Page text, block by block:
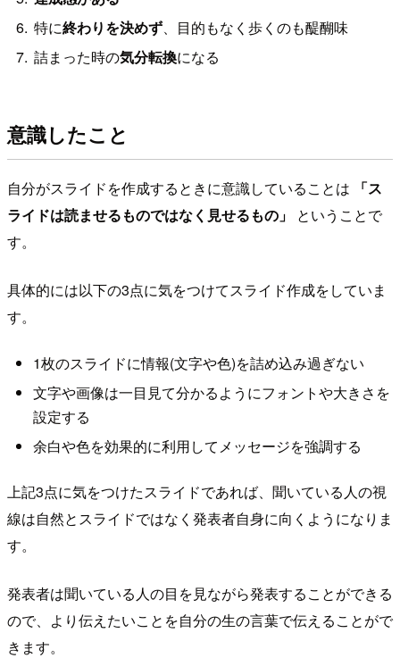
特に終わりを決めず、目的もなく歩くのも醍醐味
詰まった時の気分転換になる
意識したこと
自分がスライドを作成するときに意識していることは
「ス
ライドは読ませるものではなく見せるもの」
ということで
す。
具体的には以下の3点に気をつけてスライド作成をしていま
す。
1枚のスライドに情報(文字や色)を詰め込み過ぎない
文字や画像は一目見て分かるようにフォントや大きさを
設定する
余白や色を効果的に利用してメッセージを強調する
上記3点に気をつけたスライドであれば、聞いている人の視
線は自然とスライドではなく発表者自身に向くようになりま
す。
発表者は聞いている人の目を見ながら発表することができる
ので、より伝えたいことを自分の生の言葉で伝えることがで
きます。